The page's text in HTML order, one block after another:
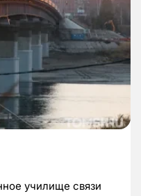
училище связи